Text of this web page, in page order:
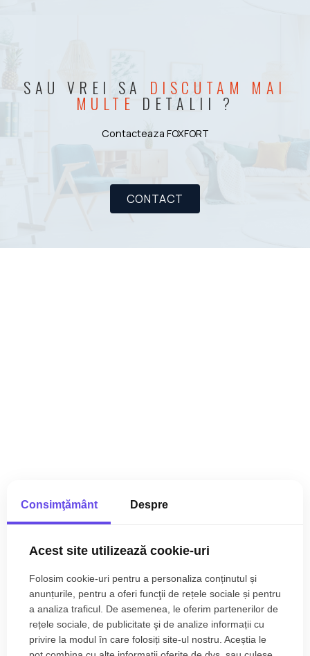
SAU VREI SA DISCUTAM MAI
MULTE DETALII ?
Contacteaza FOXFORT
CONTACT
Consimţământ Despre
Acest site utilizează cookie-uri
Folosim cookie-uri pentru a personaliza conținutul și
anunțurile, pentru a oferi funcţii de rețele sociale și pentru
a analiza traficul. De asemenea, le oferim partenerilor de
rețele sociale, de publicitate şi de analize informații cu
privire la modul în care folosiți site-ul nostru. Aceștia le